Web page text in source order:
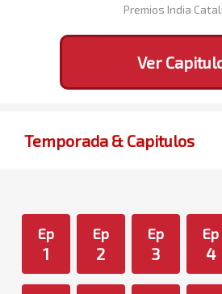
Premios India
Ver
Temporada & Capitulos
Ep
1
Ep
2
Ep
3
Ep
4